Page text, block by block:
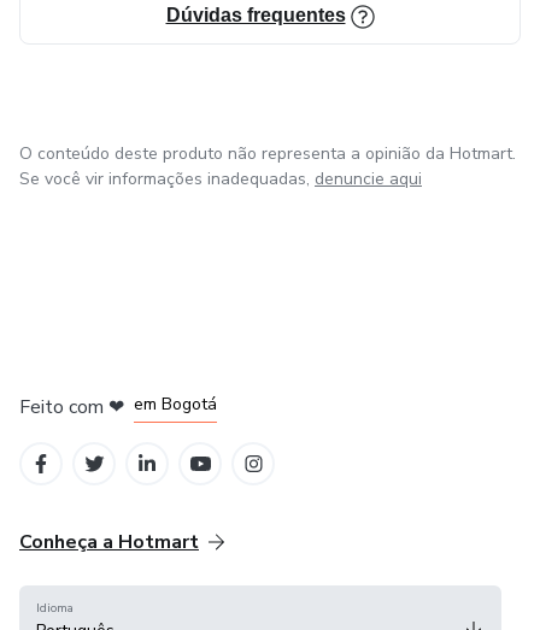
Dúvidas frequentes
O conteúdo deste produto não representa a opinião da Hotmart.
Se você vir informações inadequadas, denuncie aqui
Feito com ❤ em Bogotá
Conheça a Hotmart
Idioma